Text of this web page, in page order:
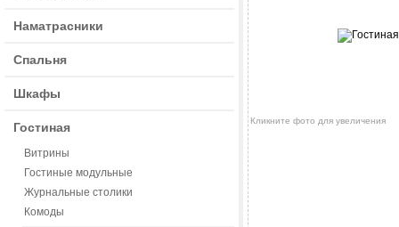
Наматрасники
Спальня
Шкафы
Гостиная
Витрины
Гостиные модульные
Журнальные столики
Комоды
Кликните фото для увеличения